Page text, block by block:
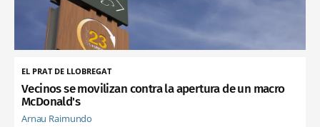
EL PRAT DE LLOBREGAT
Vecinos se movilizan contra la apertura de un macro
McDonald's
Arnau Raimundo